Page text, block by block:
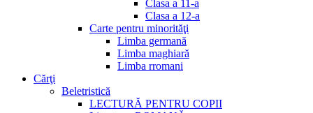
Clasa a 11-a
Clasa a 12-a
Carte pentru minorităţi
Limba germană
Limba maghiară
Limba rromani
Cărţi
Beletristică
LECTURĂ PENTRU COPII